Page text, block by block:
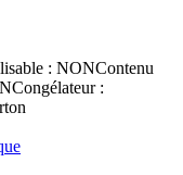
: NONContenu
: